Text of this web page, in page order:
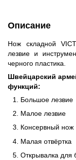
Описание
Нож складной
лезвие и
черного пластика.
Швейцарский
функций:
Большое лезвие
Малое лезвие
Консервный нож
Малая отвёртка
Открывалка для